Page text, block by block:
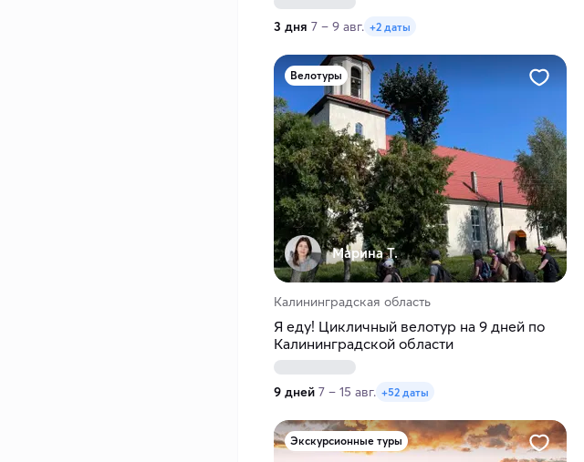
3 дня 7 – 9 авг. +2 даты
Велотуры
Марина Т.
Калининградская область
Я еду! Цикличный велотур на 9 дней по
Калининградской области
9 дней 7 – 15 авг. +52 даты
Экскурсионные туры